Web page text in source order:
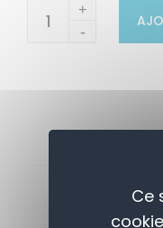
+
-
APERÇUCe